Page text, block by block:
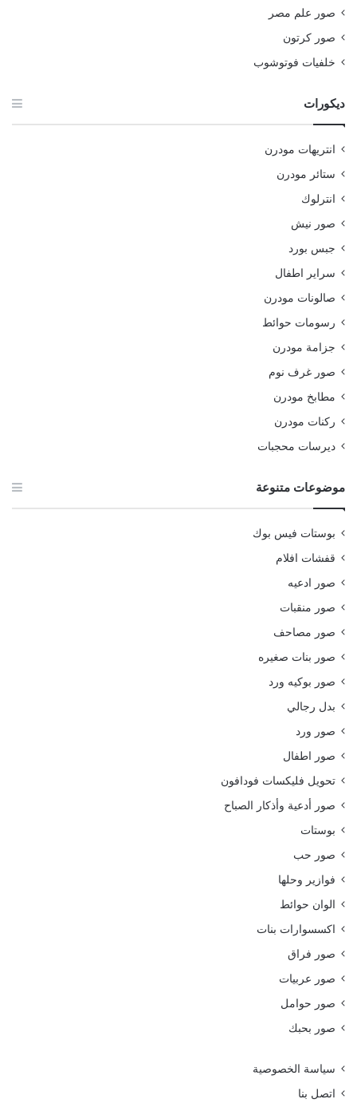
صور علم مصر
صور كرتون
خلفيات فوتوشوب
ديكورات
انتريهات مودرن
ستائر مودرن
انترلوك
صور نيش
جبس بورد
سراير اطفال
صالونات مودرن
رسومات حوائط
جزامة مودرن
صور غرف نوم
مطابخ مودرن
ركنات مودرن
ديرسات محجبات
موضوعات متنوعة
بوستات فيس بوك
قفشات افلام
صور ادعيه
صور منقبات
صور مصاحف
صور بنات صغيره
صور بوكيه ورد
بدل رجالي
صور ورد
صور اطفال
تحويل فليكسات فودافون
صور أدعية وأذكار الصباح
بوستات
صور حب
فوازير وحلها
الوان حوائط
اكسسوارات بنات
صور فراق
صور عربيات
صور حوامل
صور بحبك
سياسة الخصوصية
اتصل بنا